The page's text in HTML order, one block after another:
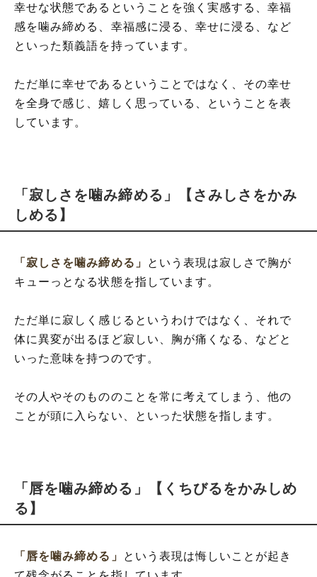
幸せな状態であるということを強く実感する、幸福
感を噛み締める、幸福感に浸る、幸せに浸る、など
といった類義語を持っています。
ただ単に幸せであるということではなく、その幸せ
を全身で感じ、嬉しく思っている、ということを表
しています。
「寂しさを噛み締める」【さみしさをかみ
しめる】
「寂しさを噛み締める」
という表現は寂しさで胸が
キューっとなる状態を指しています。
ただ単に寂しく感じるというわけではなく、それで
体に異変が出るほど寂しい、胸が痛くなる、などと
いった意味を持つのです。
その人やそのもののことを常に考えてしまう、他の
ことが頭に入らない、といった状態を指します。
「唇を噛み締める」【くちびるをかみしめ
る】
「唇を噛み締める」
という表現は悔しいことが起き